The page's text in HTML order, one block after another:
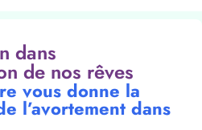
dans
de nos rêves
vous donne la
l’avortement dans